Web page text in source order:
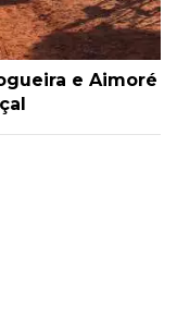
e Aimoré